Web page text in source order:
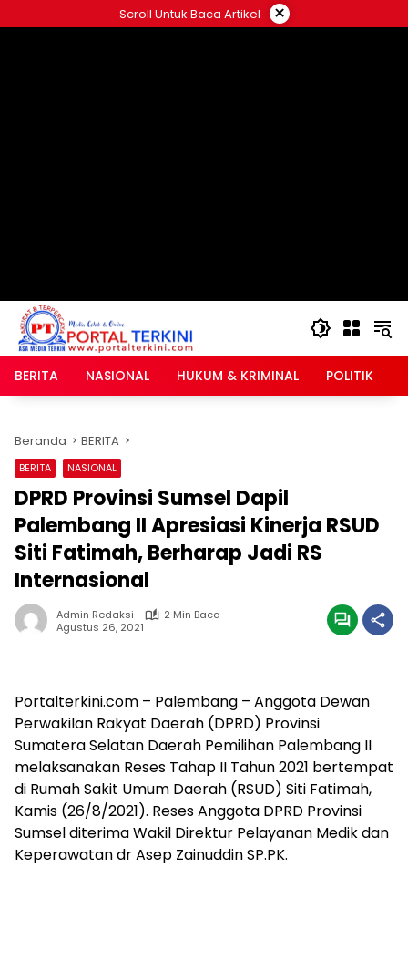
ke
Scroll Untuk Baca Artikel ×
BERITA NASIONAL HUKUM & KRIMINAL POLITIK
Beranda BERITA
BERITA NASIONAL
DPRD Provinsi Sumsel Dapil
Palembang II Apresiasi Kinerja RSUD
Siti Fatimah, Berharap Jadi RS
Internasional
Admin Redaksi
2 Min Baca
Agustus 26, 2021
Portalterkini.com – Palembang – Anggota Dewan
Perwakilan Rakyat Daerah (DPRD) Provinsi
Sumatera Selatan Daerah Pemilihan Palembang II
melaksanakan Reses Tahap II Tahun 2021 bertempat
di Rumah Sakit Umum Daerah (RSUD) Siti Fatimah,
Kamis (26/8/2021). Reses Anggota DPRD Provinsi
Sumsel diterima Wakil Direktur Pelayanan Medik dan
Keperawatan dr Asep Zainuddin SP.PK.